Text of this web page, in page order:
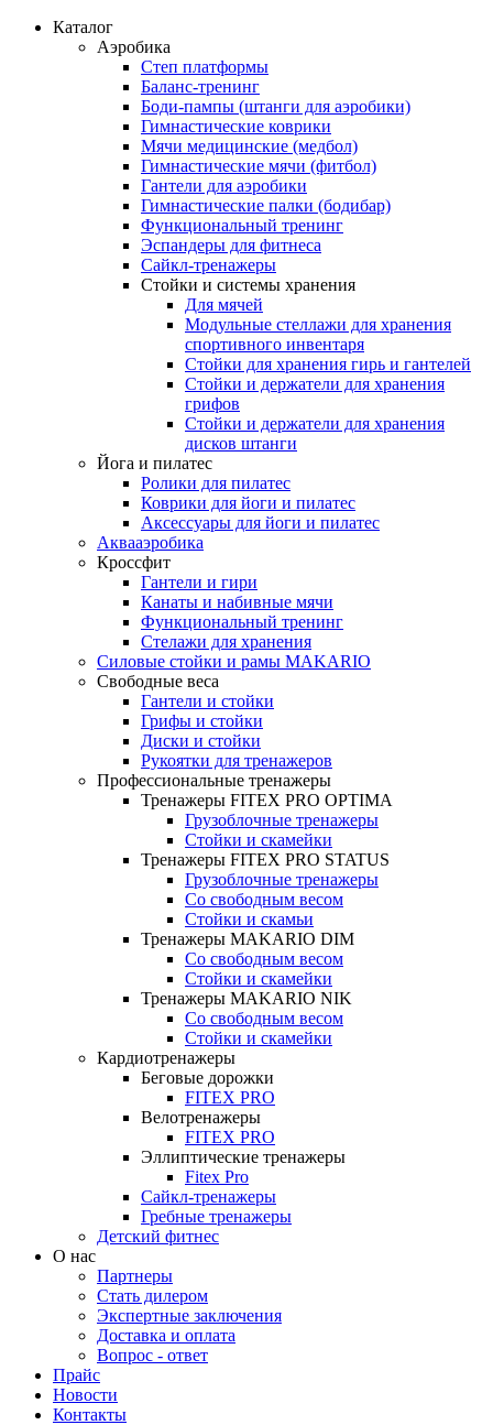
Каталог
Аэробика
Степ платформы
Баланс-тренинг
Боди-пампы (штанги для аэробики)
Гимнастические коврики
Мячи медицинские (медбол)
Гимнастические мячи (фитбол)
Гантели для аэробики
Гимнастические палки (бодибар)
Функциональный тренинг
Эспандеры для фитнеса
Сайкл-тренажеры
Стойки и системы хранения
Для мячей
Модульные стеллажи для хранения
спортивного инвентаря
Стойки для хранения гирь и гантелей
Стойки и держатели для хранения
грифов
Стойки и держатели для хранения
дисков штанги
Йога и пилатес
Ролики для пилатес
Коврики для йоги и пилатес
Аксессуары для йоги и пилатес
Аквааэробика
Кроссфит
Гантели и гири
Канаты и набивные мячи
Функциональный тренинг
Стелажи для хранения
Силовые стойки и рамы MAKARIO
Свободные веса
Гантели и стойки
Грифы и стойки
Диски и стойки
Рукоятки для тренажеров
Профессиональные тренажеры
Тренажеры FITEX PRO OPTIMA
Грузоблочные тренажеры
Стойки и скамейки
Тренажеры FITEX PRO STATUS
Грузоблочные тренажеры
Со свободным весом
Стойки и скамьи
Тренажеры MAKARIO DIM
Со свободным весом
Стойки и скамейки
Тренажеры MAKARIO NIK
Со свободным весом
Стойки и скамейки
Кардиотренажеры
Беговые дорожки
FITEX PRO
Велотренажеры
FITEX PRO
Эллиптические тренажеры
Fitex Pro
Сайкл-тренажеры
Гребные тренажеры
Детский фитнес
О нас
Партнеры
Стать дилером
Экспертные заключения
Доставка и оплата
Вопрос - ответ
Прайс
Новости
Контакты